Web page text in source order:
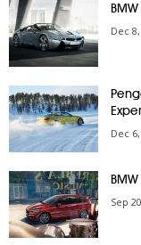
Dec
Dec
Sep